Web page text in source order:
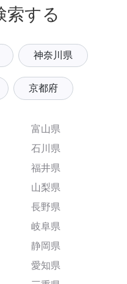
索する
神奈川県
京都府
富山県
石川県
福井県
山梨県
長野県
岐阜県
静岡県
愛知県